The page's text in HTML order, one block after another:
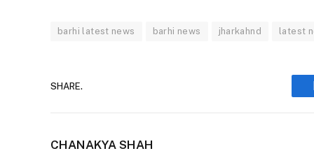
barhi latest news barhi news jharkahnd latest
SHARE.
CHANAKYA SHAH